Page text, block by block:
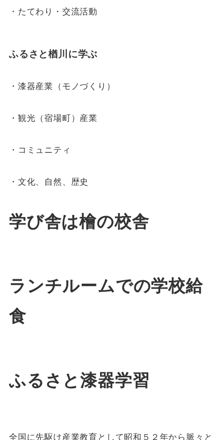
・たてわり・交流活動
ふるさと楢川に学ぶ
・漆器産業（モノづくり）
・観光（宿場町）産業
・コミュニティ
・文化、自然、歴史
学び舎は檜の校舎
ランチルームでの学校給
食
ふるさと漆器学習
全国に先駆け産業教育として昭和５２年から脈々と